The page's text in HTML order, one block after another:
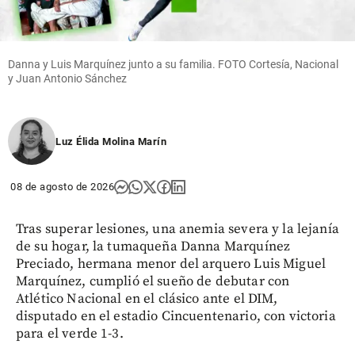
Danna y Luis Marquínez junto a su familia. FOTO Cortesía, Nacional
y Juan Antonio Sánchez
Luz Élida Molina Marín
08 de agosto de 2026
Tras superar lesiones, una anemia severa y la lejanía
de su hogar, la tumaqueña Danna Marquínez
Preciado, hermana menor del arquero Luis Miguel
Marquínez, cumplió el sueño de debutar con
Atlético Nacional en el clásico ante el DIM,
disputado en el estadio Cincuentenario, con victoria
para el verde 1-3.